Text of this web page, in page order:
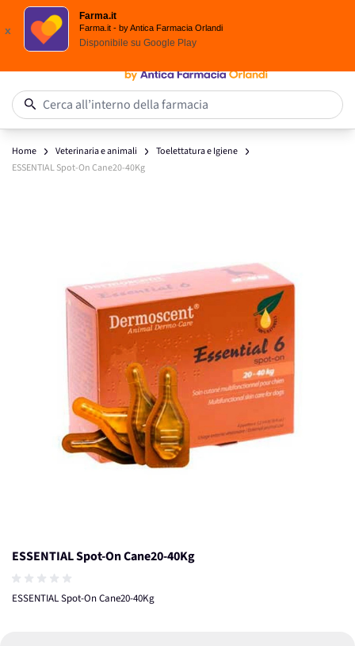
Spedizione
x
Farma.it
Farma.it - by Antica Farmacia Orlandi
Disponibile su Google Play
Salta al contenuto
Cerca all’interno della farmacia
Home Veterinaria e animali
Toelettatura e Igiene
ESSENTIAL Spot-On Cane20-40Kg
ESSENTIAL Spot-On Cane20-40Kg
ESSENTIAL Spot-On Cane20-40Kg